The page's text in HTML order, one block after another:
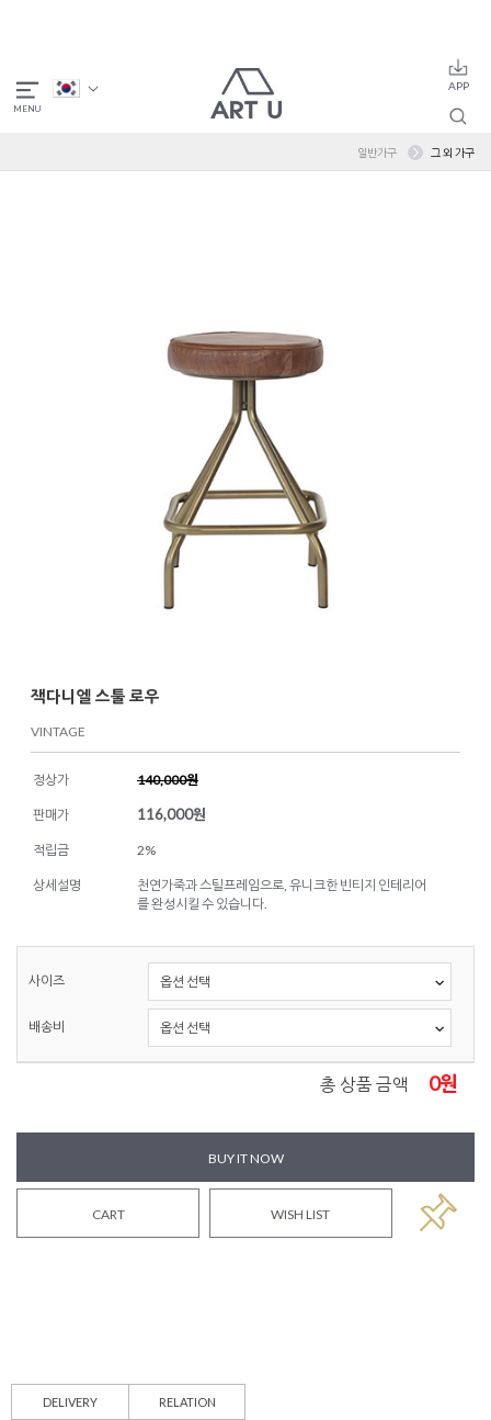
일반가구 그 외 가구
잭다니엘 스툴 로우
VINTAGE
정상가 140,000원
판매가 116,000원
적립금 2%
상세설명
천연가죽과 스틸프레임으로, 유니크한 빈티지 인테리어
를 완성시킬 수 있습니다.
사이즈
배송비
총 상품 금액 0원
BUY IT NOW
CART WISH LIST
DELIVERY RELATION